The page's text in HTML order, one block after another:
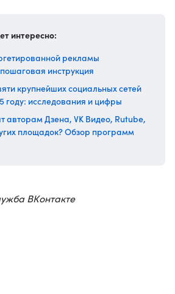
интересно:
рекламы
инструкция
крупнейших социальных сетей
году: исследования и цифры
авторам Дзена, VK Видео, Rutube,
площадок? Обзор программ
ВКонтакте